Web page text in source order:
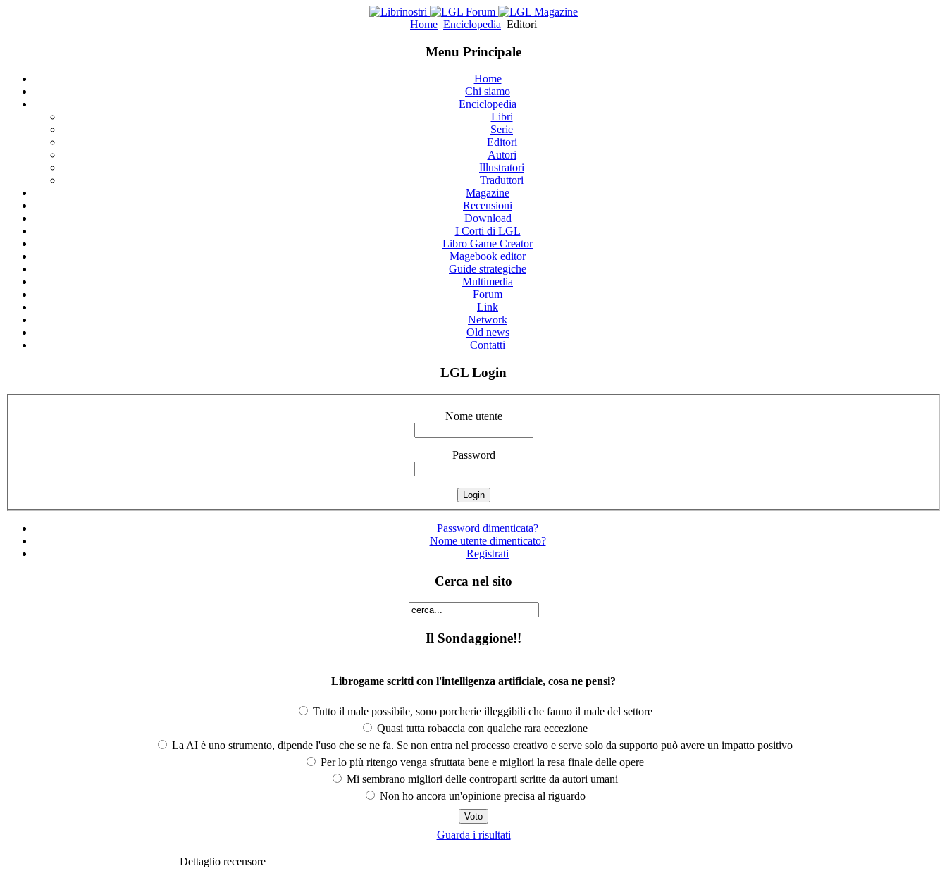
Home Enciclopedia Editori
Menu Principale
Home
Chi siamo
Enciclopedia
Libri
Serie
Editori
Autori
Illustratori
Traduttori
Magazine
Recensioni
Download
I Corti di LGL
Libro Game Creator
Magebook editor
Guide strategiche
Multimedia
Forum
Link
Network
Old news
Contatti
LGL Login
Nome utente
Password
Password dimenticata?
Nome utente dimenticato?
Registrati
Cerca nel sito
Il Sondaggione!!
Librogame scritti con l'intelligenza artificiale, cosa ne pensi?
Tutto il male possibile, sono porcherie illeggibili che fanno il male del settore
Quasi tutta robaccia con qualche rara eccezione
La AI è uno strumento, dipende l'uso che se ne fa. Se non entra nel processo creativo e serve solo da supporto può avere un impatto positivo
Per lo più ritengo venga sfruttata bene e migliori la resa finale delle opere
Mi sembrano migliori delle controparti scritte da autori umani
Non ho ancora un'opinione precisa al riguardo
Guarda i risultati
Dettaglio recensore